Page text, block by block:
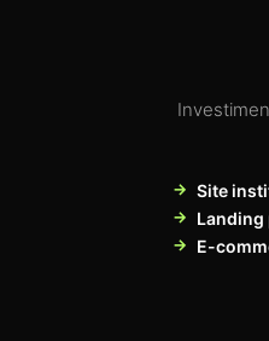
Site
Landing
E-